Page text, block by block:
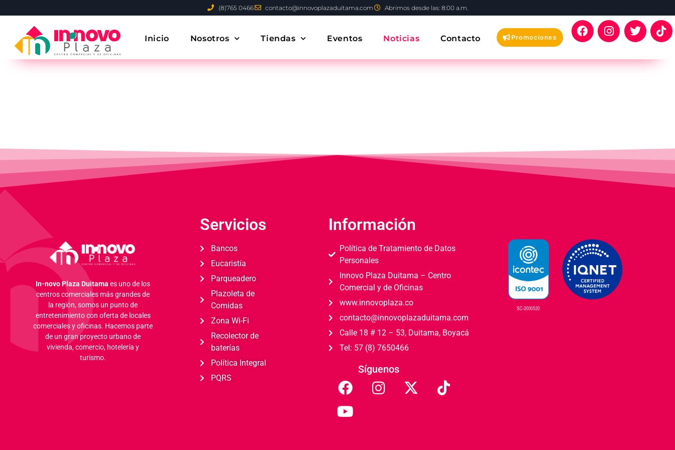
(8)765 0466 contacto@innovoplazaduitama.com Abrimos desde las: 8:00 a.m.
Inicio Nosotros Tiendas Eventos Noticias Contacto Promociones
In-novo Plaza Duitama es uno de los
centros comerciales más grandes de
la región, somos un punto de
entretenimiento con oferta de locales
comerciales y oficinas. Hacemos parte
de un gran proyecto urbano de
vivienda, comercio, hotelería y
turismo.
Servicios
Bancos
Eucaristía
Parqueadero
Plazoleta de
Comidas
Zona Wi-Fi
Recolector de
baterías
Política Integral
PQRS
Información
Política de Tratamiento de Datos
Personales
Innovo Plaza Duitama – Centro
Comercial y de Oficinas
www.innovoplaza.co
contacto@innovoplazaduitama.com
Calle 18 # 12 – 53, Duitama, Boyacá
Tel: 57 (8) 7650466
Síguenos